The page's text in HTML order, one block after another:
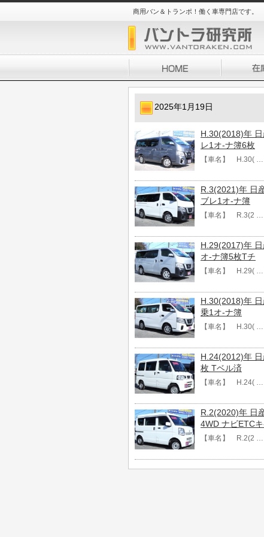
商用バン＆トランポ！働く車専門店です。
2025年1月19日
H.30(2018)年
レ1オ-ナ簿6枚
【車名】 H.30( …
R.3(2021)年 日
ブレ1オ-ナ簿
【車名】 R.3(2 …
H.29(2017)年
オ-ナ簿5枚Tチ
【車名】 H.29( …
H.30(2018)年
乗1オ-ナ簿
【車名】 H.30( …
H.24(2012)年
枚 Tベル済
【車名】 H.24( …
R.2(2020)年 日
4WD ナビETC
【車名】 R.2(2 …